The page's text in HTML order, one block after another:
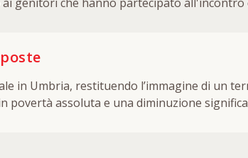
in Umbria, restituendo l’immagine di un